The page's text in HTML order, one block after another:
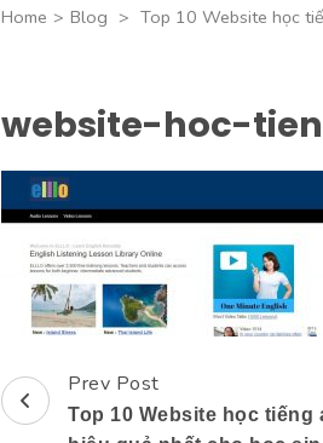
Home > Blog > Top 10 Website học
website-hoc-
Post
Prev Post
Top 10 Website học tiếng